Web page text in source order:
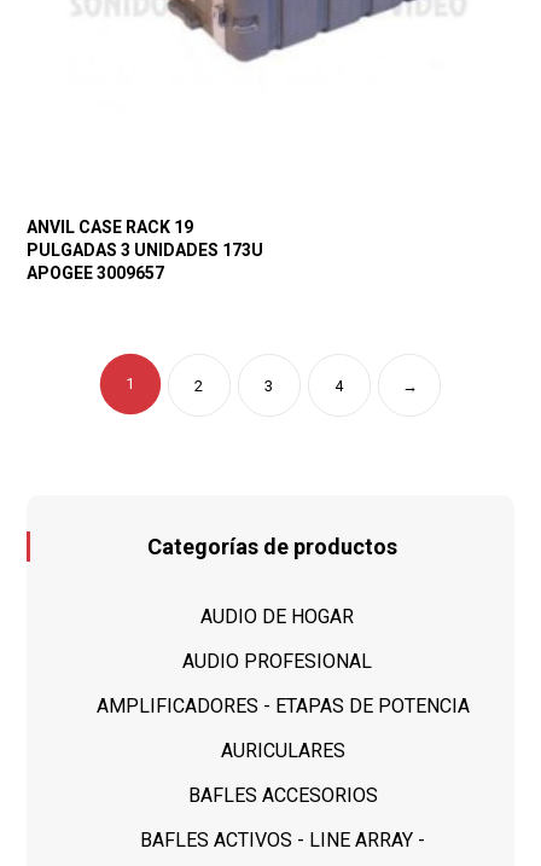
ANVIL CASE RACK 19
PULGADAS 3 UNIDADES 173U
APOGEE 3009657
1 2 3 4 →
Categorías de productos
AUDIO DE HOGAR
AUDIO PROFESIONAL
AMPLIFICADORES - ETAPAS DE POTENCIA
AURICULARES
BAFLES ACCESORIOS
BAFLES ACTIVOS - LINE ARRAY -